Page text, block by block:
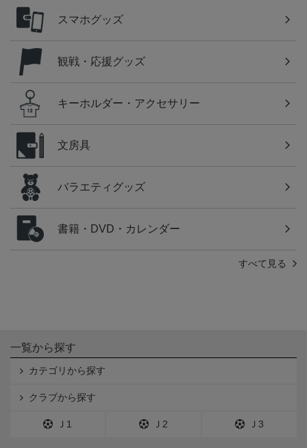
スマホグッズ
観戦・応援グッズ
キーホルダー・アクセサリー
文房具
バラエティグッズ
書籍・DVD・カレンダー
すべて見る
一覧から探す
カテゴリから探す
クラブから探す
Ｊ1 Ｊ2 Ｊ3